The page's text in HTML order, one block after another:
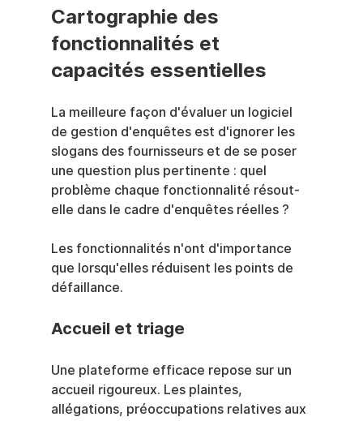
Cartographie des
fonctionnalités et
capacités essentielles
La meilleure façon d'évaluer un logiciel
de gestion d'enquêtes est d'ignorer les
slogans des fournisseurs et de se poser
une question plus pertinente : quel
problème chaque fonctionnalité résout-
elle dans le cadre d'enquêtes réelles ?
Les fonctionnalités n'ont d'importance
que lorsqu'elles réduisent les points de
défaillance.
Accueil et triage
Une plateforme efficace repose sur un
accueil rigoureux. Les plaintes,
allégations, préoccupations relatives aux